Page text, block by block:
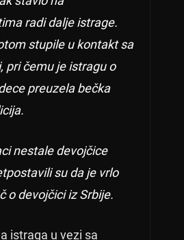
radi dalje istrage.
stupile u kontakt sa
pri čemu je istragu o
preuzela bečka
nestale devojčice
su da je vrlo
o devojčici iz Srbije.
istraga u vezi sa